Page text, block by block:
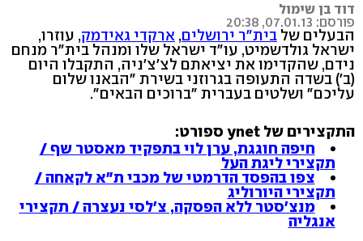
דוד בן שימול
פורסם: 07.01.13, 20:38
הבעלים של בית"ר ירושלים, ארקדי גאידמק, עוזרו,
ישראל גולדשמיט, עו"ד ישראל שלו ומנהל בית"ר מנחם
נידם, שהקדימו את יציאתם לצ'צ'ניה, התקבלו היום
(ב') בשדה התעופה בגרוזני בשירת "הבאנו שלום
עליכם" ושלטים בעברית "ברוכים הבאים".
התקצירים של ynet ספורט:
חיפה חוגגת, ערן לוי בתפקיד מאסטר שף /
תקצירי ליגת העל
צפו בהפסד הדרמטי של מכבי ת"א לקאחה /
תקצירי היורוליג
מנצ'סטר ללא הפסקה, צ'לסי נעצרה / תקצירי
אנגליה